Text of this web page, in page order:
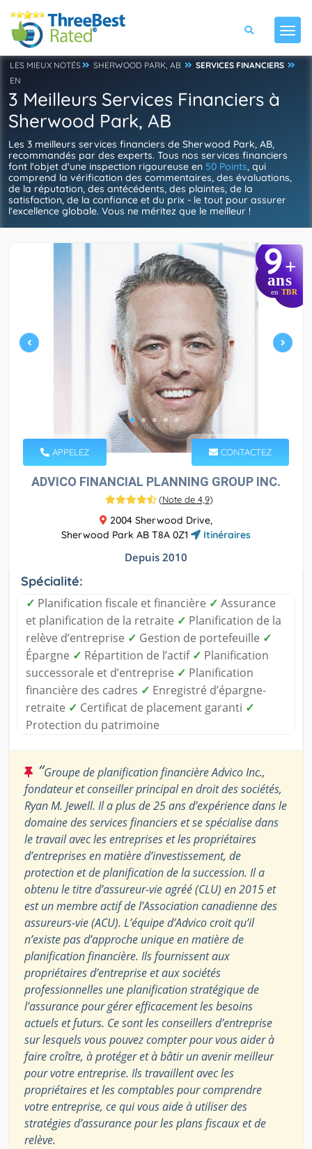
LES MIEUX NOTÉS SHERWOOD PARK, AB
SERVICES FINANCIERS
EN
3 Meilleurs Services Financiers à
Sherwood Park, AB
Les 3 meilleurs services financiers de Sherwood Park, AB,
recommandés par des experts. Tous nos services financiers
font l'objet d'une inspection rigoureuse en 50 Points, qui
comprend la vérification des commentaires, des évaluations,
de la réputation, des antécédents, des plaintes, de la
satisfaction, de la confiance et du prix - le tout pour assurer
l'excellence globale. Vous ne méritez que le meilleur !
9+
ans
en TBR
APPELEZ CONTACTEZ
ADVICO FINANCIAL PLANNING GROUP INC.
(Note de 4,9)
2004 Sherwood Drive,
Sherwood Park AB T8A 0Z1
Itinéraires
Depuis 2010
Spécialité:
✓ Planification fiscale et financière ✓ Assurance
et planification de la retraite ✓ Planification de la
relève d’entreprise ✓ Gestion de portefeuille ✓
Épargne ✓ Répartition de l’actif ✓ Planification
successorale et d’entreprise ✓ Planification
financière des cadres ✓ Enregistré d’épargne-
retraite ✓ Certificat de placement garanti ✓
Protection du patrimoine
“Groupe de planification financière Advico Inc.,
fondateur et conseiller principal en droit des sociétés,
Ryan M. Jewell. Il a plus de 25 ans d’expérience dans le
domaine des services financiers et se spécialise dans
le travail avec les entreprises et les propriétaires
d’entreprises en matière d’investissement, de
protection et de planification de la succession. Il a
obtenu le titre d’assureur-vie agréé (CLU) en 2015 et
est un membre actif de l’Association canadienne des
assureurs-vie (ACU). L’équipe d’Advico croit qu’il
n’existe pas d’approche unique en matière de
planification financière. Ils fournissent aux
propriétaires d’entreprise et aux sociétés
professionnelles une planification stratégique de
l’assurance pour gérer efficacement les besoins
actuels et futurs. Ce sont les conseillers d’entreprise
sur lesquels vous pouvez compter pour vous aider à
faire croître, à protéger et à bâtir un avenir meilleur
pour votre entreprise. Ils travaillent avec les
propriétaires et les comptables pour comprendre
votre entreprise, ce qui vous aide à utiliser des
stratégies d’assurance pour les plans fiscaux et de
relève.